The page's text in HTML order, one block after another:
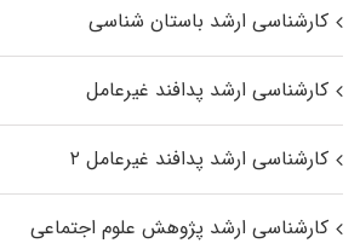
کارشناسی ارشد باستان شناسی
کارشناسی ارشد پدافند غیرعامل
کارشناسی ارشد پدافند غیرعامل ۲
کارشناسی ارشد پژوهش علوم اجتماعی